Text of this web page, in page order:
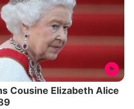
Cousine Elizabeth Alice